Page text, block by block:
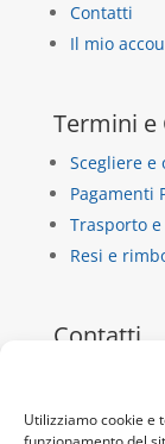
Utilizziamo cookie e
Contatti
Il mio
Termini e
Scegliere
Pagamenti
Trasporto e
Resi e
Contatti
via dietro